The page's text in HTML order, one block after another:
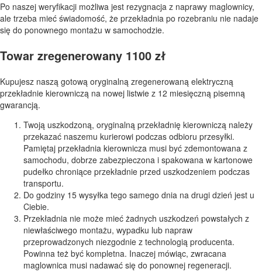
Po naszej weryfikacji możliwa jest rezygnacja z naprawy maglownicy,
ale trzeba mieć świadomość, że przekładnia po rozebraniu nie nadaje
się do ponownego montażu w samochodzie.
Towar zregenerowany 1100 zł
Kupujesz naszą gotową oryginalną zregenerowaną elektryczną
przekładnie kierowniczą na nowej listwie z 12 miesięczną pisemną
gwarancją.
Twoją uszkodzoną, oryginalną przekładnię kierowniczą należy
przekazać naszemu kurierowi podczas odbioru przesyłki.
Pamiętaj przekładnia kierownicza musi być zdemontowana z
samochodu, dobrze zabezpieczona i spakowana w kartonowe
pudełko chroniące przekładnie przed uszkodzeniem podczas
transportu.
Do godziny 15 wysyłka tego samego dnia na drugi dzień jest u
Ciebie.
Przekładnia nie może mieć żadnych uszkodzeń powstałych z
niewłaściwego montażu, wypadku lub napraw
przeprowadzonych niezgodnie z technologią producenta.
Powinna też być kompletna. Inaczej mówiąc, zwracana
maglownica musi nadawać się do ponownej regeneracji.